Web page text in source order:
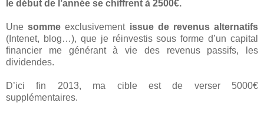
le début de l’année se chiffrent à 2500€.
Unesommeexclusivementissue de revenus alternatifs
(Intenet, blog…), que je réinvestis sous forme d’un capital
financier me générant à vie des revenus passifs, les
dividendes.
D’ici fin 2013, ma cible est de verser 5000€
supplémentaires.